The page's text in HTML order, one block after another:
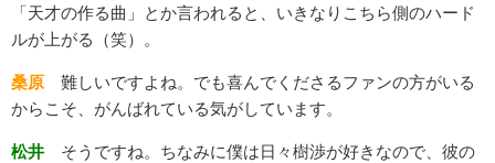
「天才の作る曲」とか言われると、いきなりこちら側のハード
ルが上がる（笑）。
桑原 難しいですよね。でも喜んでくださるファンの方がいる
からこそ、がんばれている気がしています。
松井
そうですね。ちなみに僕は日々樹渉が好きなので、彼の